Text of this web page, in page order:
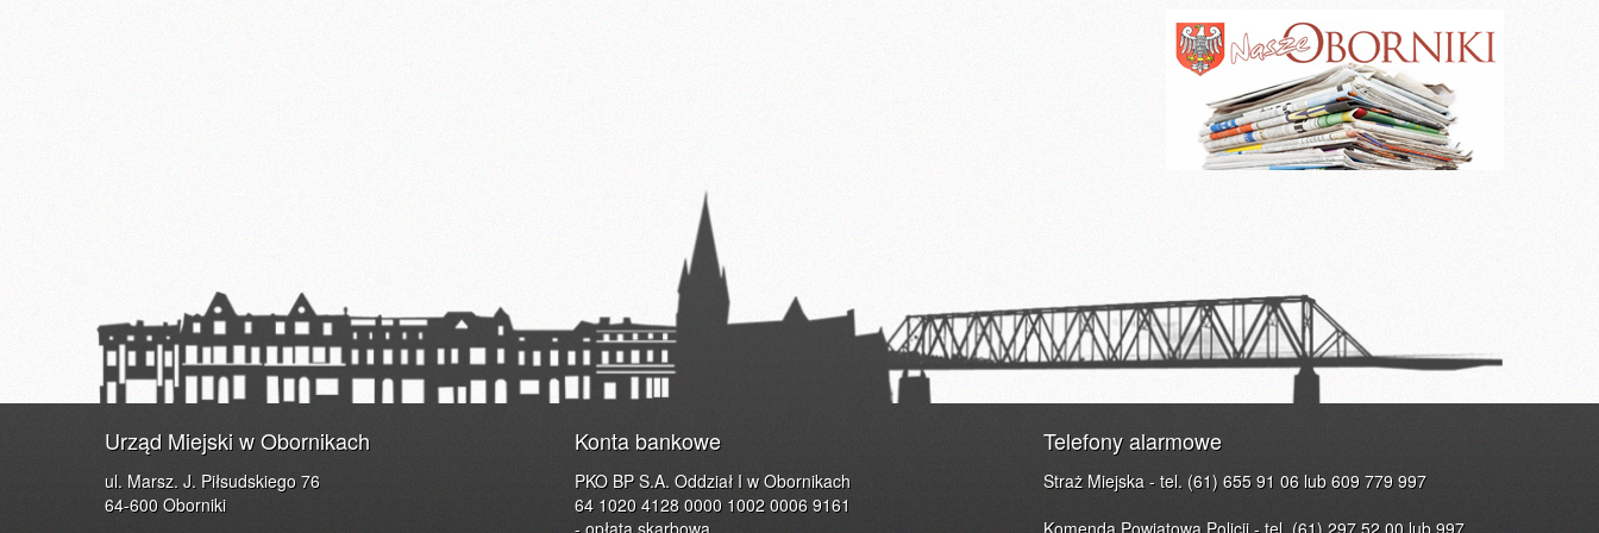
Urząd Miejski w Obornikach
ul. Marsz. J. Piłsudskiego 76
64-600 Oborniki
Konta bankowe
PKO BP S.A. Oddział I w Obornikach
64 1020 4128 0000 1002 0006 9161
Telefony alarmowe
Straż Miejska - tel. (61) 655 91 06 lub 609 779 997